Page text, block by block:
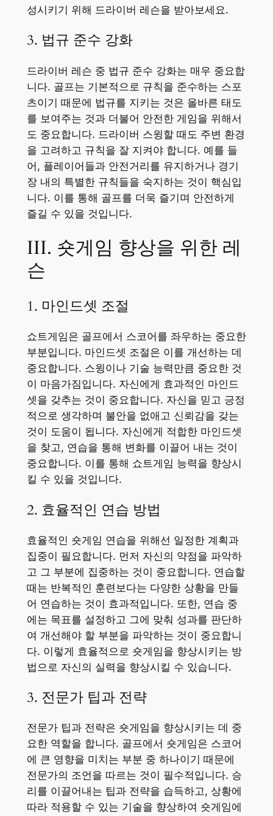
성시키기 위해 드라이버 레슨을 받아보세요.
3. 법규 준수 강화
드라이버 레슨 중 법규 준수 강화는 매우 중요합
니다. 골프는 기본적으로 규칙을 준수하는 스포
츠이기 때문에 법규를 지키는 것은 올바른 태도
를 보여주는 것과 더불어 안전한 게임을 위해서
도 중요합니다. 드라이버 스윙할 때도 주변 환경
을 고려하고 규칙을 잘 지켜야 합니다. 예를 들
어, 플레이어들과 안전거리를 유지하거나 경기
장 내의 특별한 규칙들을 숙지하는 것이 핵심입
니다. 이를 통해 골프를 더욱 즐기며 안전하게
즐길 수 있을 것입니다.
III. 숏게임 향상을 위한 레
슨
1. 마인드셋 조절
쇼트게임은 골프에서 스코어를 좌우하는 중요한
부분입니다. 마인드셋 조절은 이를 개선하는 데
중요합니다. 스윙이나 기술 능력만큼 중요한 것
이 마음가짐입니다. 자신에게 효과적인 마인드
셋을 갖추는 것이 중요합니다. 자신을 믿고 긍정
적으로 생각하며 불안을 없애고 신뢰감을 갖는
것이 도움이 됩니다. 자신에게 적합한 마인드셋
을 찾고, 연습을 통해 변화를 이끌어 내는 것이
중요합니다. 이를 통해 쇼트게임 능력을 향상시
킬 수 있을 것입니다.
2. 효율적인 연습 방법
효율적인 숏게임 연습을 위해선 일정한 계획과
집중이 필요합니다. 먼저 자신의 약점을 파악하
고 그 부분에 집중하는 것이 중요합니다. 연습할
때는 반복적인 훈련보다는 다양한 상황을 만들
어 연습하는 것이 효과적입니다. 또한, 연습 중
에는 목표를 설정하고 그에 맞춰 성과를 판단하
여 개선해야 할 부분을 파악하는 것이 중요합니
다. 이렇게 효율적으로 숏게임을 향상시키는 방
법으로 자신의 실력을 향상시킬 수 있습니다.
3. 전문가 팁과 전략
전문가 팁과 전략은 숏게임을 향상시키는 데 중
요한 역할을 합니다. 골프에서 숏게임은 스코어
에 큰 영향을 미치는 부분 중 하나이기 때문에
전문가의 조언을 따르는 것이 필수적입니다. 승
리를 이끌어내는 팁과 전략을 습득하고, 상황에
따라 적용할 수 있는 기술을 향상하여 숏게임에